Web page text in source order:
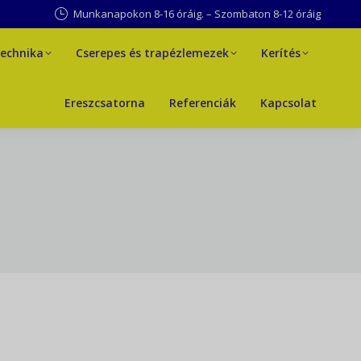
Munkanapokon 8-16 óráig. – Szombaton 8-12 óráig
Cserepes és trapézlemezek Kerítés
Ereszcsatorna Referenciák Kapcsolat
Cserepes és trapézlemezek Kerítés